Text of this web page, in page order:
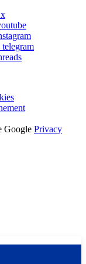
Google Privacy